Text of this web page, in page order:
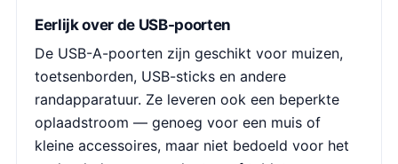
Eerlijk over de USB-poorten
De USB-A-poorten zijn geschikt voor muizen,
toetsenborden, USB-sticks en andere
randapparatuur. Ze leveren ook een beperkte
oplaadstroom — genoeg voor een muis of
kleine accessoires, maar niet bedoeld voor het